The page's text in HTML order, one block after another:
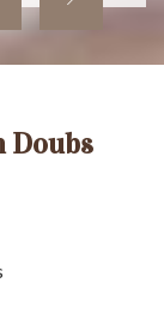
Doubs